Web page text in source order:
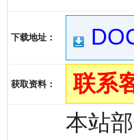
下载地址：
获取资料： 联系
本站